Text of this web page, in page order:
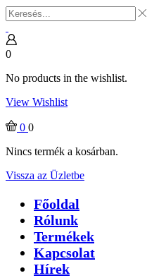
Search
input
0
No products in the wishlist.
View Wishlist
0 0
Nincs termék a kosárban.
Vissza az Üzletbe
Főoldal
Rólunk
Termékek
Kapcsolat
Hírek